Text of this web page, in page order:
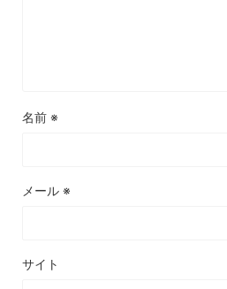
名前 ※
メール ※
サイト